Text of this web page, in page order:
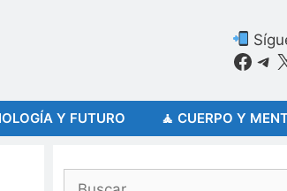
X
Y FUTURO 🧘 CUERPO Y
Buscar: